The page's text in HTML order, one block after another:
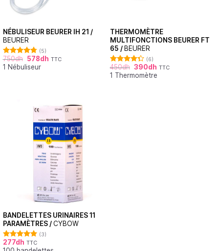
NÉBULISEUR BEURER IH 21 /
BEURER
Note4.80
sur 5
(5)
750dh 578dh TTC
1 Nébuliseur
THERMOMÈTRE
MULTIFONCTIONS BEURER FT
65 /BEURER
Note4.33
sur 5
(6)
450dh 390dh TTC
1 Thermomètre
BANDELETTES URINAIRES 11
PARAMÈTRES /CYBOW
Note5.00
(3)
277dh TTC